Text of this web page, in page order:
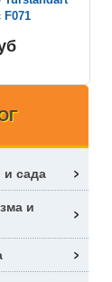
F071
и сада
и